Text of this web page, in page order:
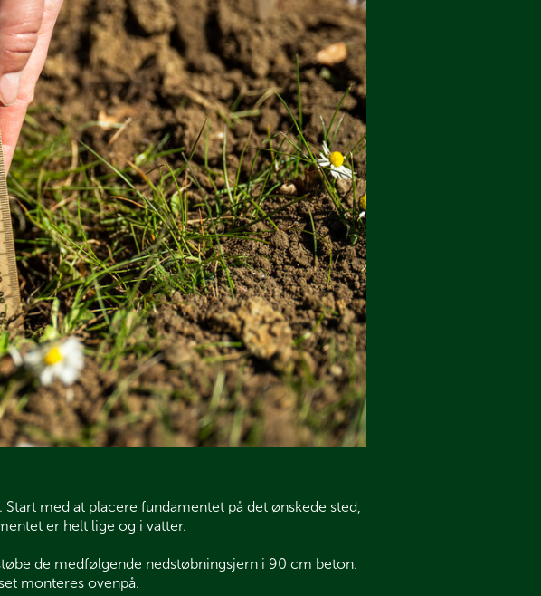
med at placere fundamentet på det ønskede sted,
er helt lige og i vatter.
de medfølgende nedstøbningsjern i 90 cm beton.
monteres ovenpå.